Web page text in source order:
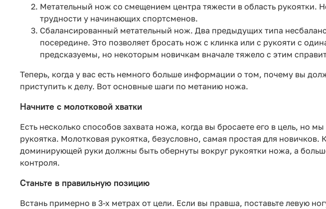
Метательный нож со смещением центра тяжести в область рукоятки.
трудности у начинающих спортсменов.
Сбалансированный метательный нож. Два предыдущих типа
посередине. Это позволяет бросать нож с клинка или с рукояти с
предсказуемы, но некоторым новичкам вначале тяжело с этим
Теперь, когда у вас есть немного больше информации о том, почему вы
приступить к делу. Вот основные шаги по метанию ножа.
Начните с молотковой хватки
Есть несколько способов захвата ножа, когда вы бросаете его в цель, но
рукоятка. Молотковая рукоятка, безусловно, самая простая для
доминирующей руки должны быть обернуты вокруг рукоятки ножа, а
контроля.
Станьте в правильную позицию
Встань примерно в 3-х метрах от цели. Если вы правша, поставьте левую